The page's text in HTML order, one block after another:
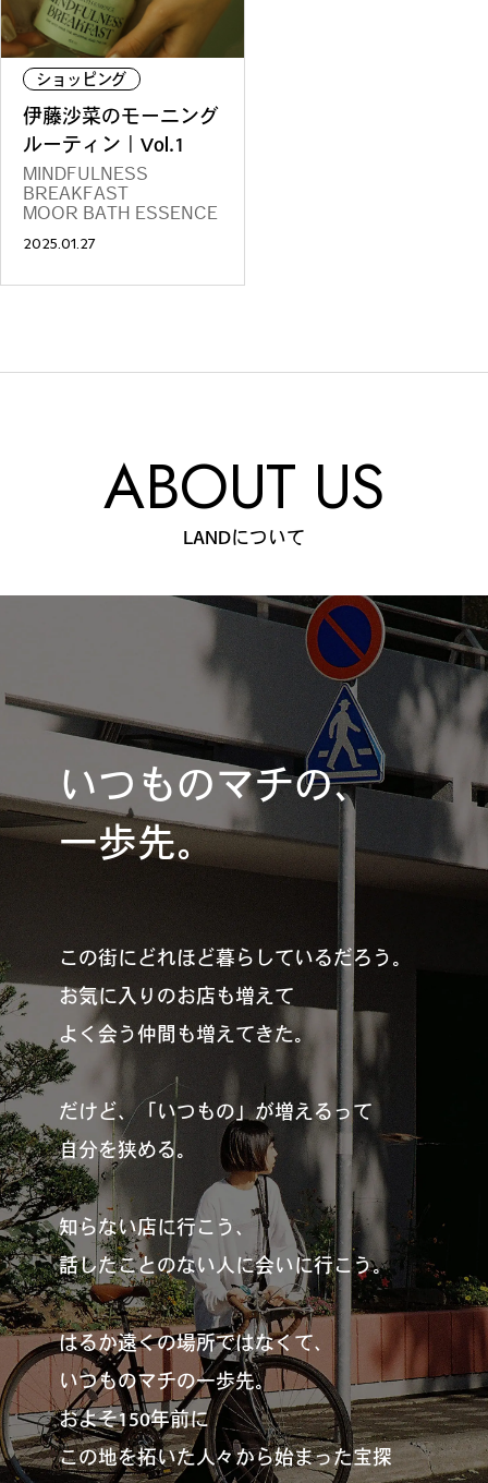
行
札幌カレー探訪
#狸の一歩
プレゼントフォー・ユー
昼飲み・春飲み
#おすすめ手土産
#今月のアートな時間割
伊藤沙菜のモーニングル
ーティン
#職人の手仕事に触れる
#書店巡り
#やっぱり○○が好き
#イベント
ショッピング
伊藤沙菜のモーニング
ルーティン｜Vol.1
MINDFULNESS
BREAKFAST
MOOR BATH ESSENCE
2025.01.27
ABOUT US
LANDについて
いつものマチの、
一歩先。
この街にどれほど暮らしているだろう。
お気に入りのお店も増えて
よく会う仲間も増えてきた。
だけど、「いつもの」が増えるって
自分を狭める。
知らない店に行こう、
話したことのない人に会いに行こう。
はるか遠くの場所ではなくて、
いつものマチの一歩先。
およそ150年前に
この地を拓いた人々から始まった宝探